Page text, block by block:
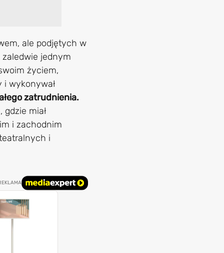
ale podjętych w
jednym
życiem,
i wykonywał
zatrudnienia.
gdzie miał
i zachodnim
i